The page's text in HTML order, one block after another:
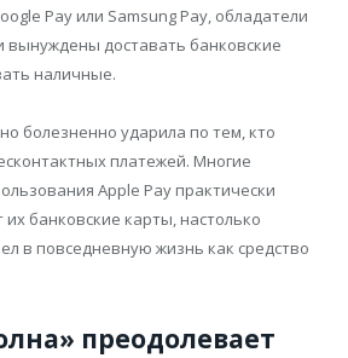
Pay или Samsung Pay, обладатели
вынуждены доставать банковские
наличные.
болезненно ударила по тем, кто
платежей. Многие
Apple Pay практически
их банковские карты, настолько
в повседневную жизнь как средство
преодолевает